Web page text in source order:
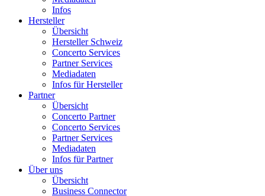
Infos
Hersteller
Übersicht
Hersteller Schweiz
Concerto Services
Partner Services
Mediadaten
Infos für Hersteller
Partner
Übersicht
Concerto Partner
Concerto Services
Partner Services
Mediadaten
Infos für Partner
Über uns
Übersicht
Business Connector